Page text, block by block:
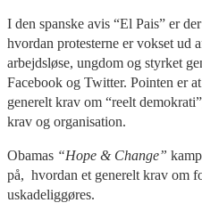
I den spanske avis “El Pais” er
hvordan protesterne er vokset ud
arbejdsløse, ungdom og styrket
Facebook og Twitter. Pointen er
generelt krav om “reelt
krav og organisation.
Obamas “Hope & Change”
på, hvordan et generelt krav om
uskadeliggøres.